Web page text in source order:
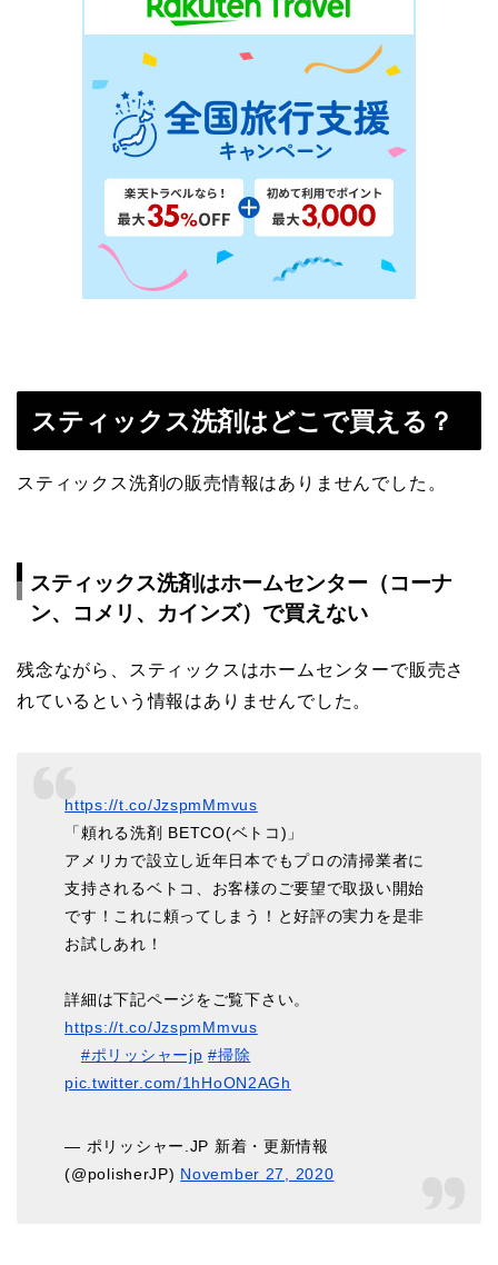
スティックス洗剤はどこで買える？
スティックス洗剤の販売情報はありませんでした。
スティックス洗剤はホームセンター（コーナ
ン、コメリ、カインズ）で買えない
残念ながら、スティックスはホームセンターで販売さ
れているという情報はありませんでした。
https://t.co/JzspmMmvus
「頼れる洗剤 BETCO(ベトコ)」
アメリカで設立し近年日本でもプロの清掃業者に
支持されるベトコ、お客様のご要望で取扱い開始
です！これに頼ってしまう！と好評の実力を是非
お試しあれ！
詳細は下記ページをご覧下さい。
https://t.co/JzspmMmvus
#ポリッシャーjp #掃除
pic.twitter.com/1hHoON2AGh
— ポリッシャー.JP 新着・更新情報
(@polisherJP) November 27, 2020